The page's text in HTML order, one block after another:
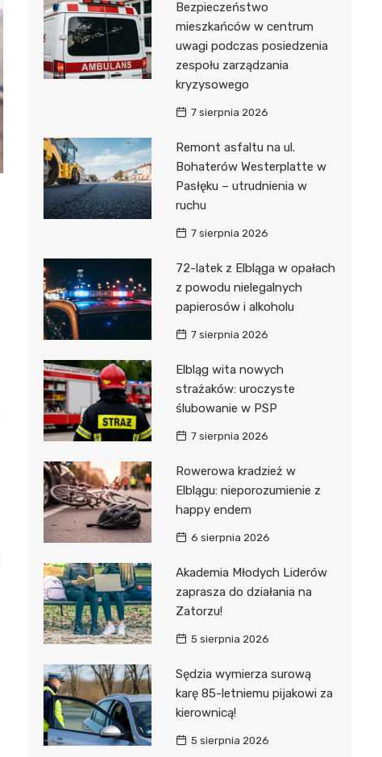
Bezpieczeństwo
mieszkańców w centrum
uwagi podczas posiedzenia
zespołu zarządzania
kryzysowego
7 sierpnia 2026
Remont asfaltu na ul.
Bohaterów Westerplatte w
Pasłęku – utrudnienia w
ruchu
7 sierpnia 2026
72-latek z Elbląga w opałach
z powodu nielegalnych
papierosów i alkoholu
7 sierpnia 2026
Elbląg wita nowych
strażaków: uroczyste
ślubowanie w PSP
7 sierpnia 2026
Rowerowa kradzież w
Elblągu: nieporozumienie z
happy endem
6 sierpnia 2026
Akademia Młodych Liderów
zaprasza do działania na
Zatorzu!
5 sierpnia 2026
Sędzia wymierza surową
karę 85-letniemu pijakowi za
kierownicą!
5 sierpnia 2026